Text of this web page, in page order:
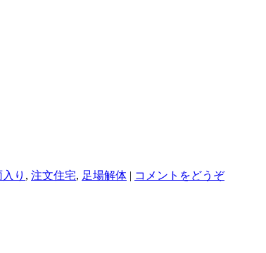
り , 注文住宅, 足場解体 | コメントをどうぞ